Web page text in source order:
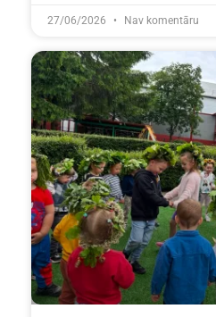
27/06/2026 Nav komentāru